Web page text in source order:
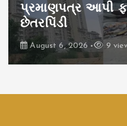
પ્રમાણપત્ર આપી
છેતરપિંડી
August 6, 2026 9